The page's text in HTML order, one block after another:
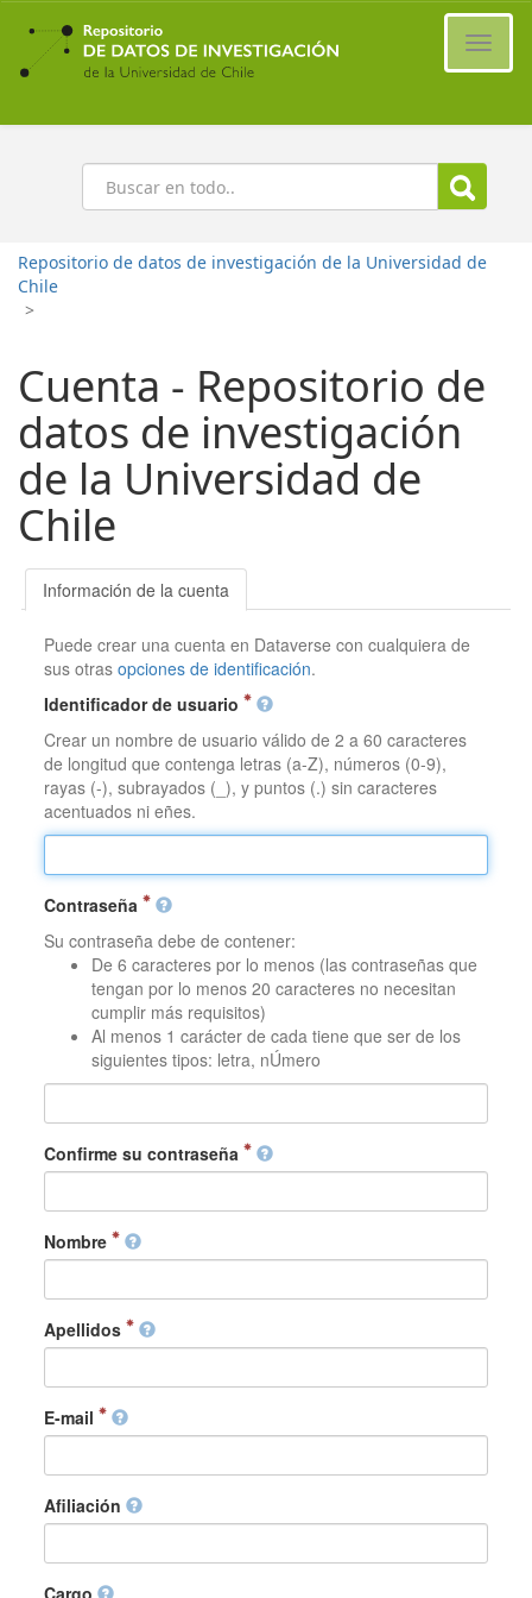
Ir
contenido
principal
Buscar
Repositorio de datos de investigación de la Universidad de
Chile
>
Cuenta - Repositorio de
datos de investigación
de la Universidad de
Chile
Información de la cuenta
Puede crear una cuenta en Dataverse con cualquiera de
sus otrasopciones de identificación.
Identificador de usuario
Crear un nombre de usuario válido de 2 a 60 caracteres
de longitud que contenga letras (a-Z), números (0-9),
rayas (-), subrayados (_), y puntos (.) sin caracteres
acentuados ni eñes.
Contraseña
Su contraseña debe de contener:
De 6 caracteres por lo menos (las contraseñas que
tengan por lo menos 20 caracteres no necesitan
cumplir más requisitos)
Al menos 1 carácter de cada tiene que ser de los
siguientes tipos: letra, nÚmero
Confirme su contraseña
Nombre
Apellidos
E-mail
Afiliación
Cargo